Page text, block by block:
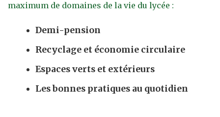
maximum de domaines de la vie du lycée :
Demi-pension
Recyclage et économie circulaire
Espaces verts et extérieurs
Les bonnes pratiques au quotidien